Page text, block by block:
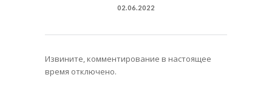
02.06.2022
Извините, комментирование в настоящее
время отключено.